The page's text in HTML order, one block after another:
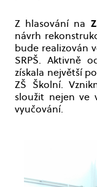
Z hlasování na
návrh
bude realizován
SRPŠ. Aktivně
získala největší
ZŠ Školní.
sloužit nejen ve
vyučování.